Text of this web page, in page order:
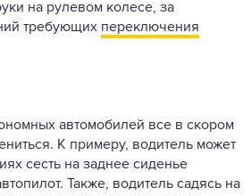
на рулевом колесе, за
требующих переключения
автомобилей все в скором
К примеру, водитель может
сесть на заднее сиденье
Также, водитель садясь на